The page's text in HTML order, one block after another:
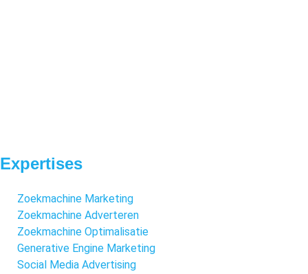
Expertises
Zoekmachine Marketing
Zoekmachine Adverteren
Zoekmachine Optimalisatie
Generative Engine Marketing
Social Media Advertising